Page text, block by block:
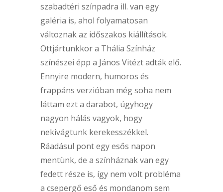
szabadtéri színpadra ill. van egy
galéria is, ahol folyamatosan
változnak az időszakos kiállítások.
Ottjártunkkor a Thália Színház
színészei épp a János Vitézt adták elő.
Ennyire modern, humoros és
frappáns verzióban még soha nem
láttam ezt a darabot, úgyhogy
nagyon hálás vagyok, hogy
nekivágtunk kerekesszékkel.
Ráadásul pont egy esős napon
mentünk, de a színháznak van egy
fedett része is, így nem volt probléma
a csepergő eső és mondanom sem